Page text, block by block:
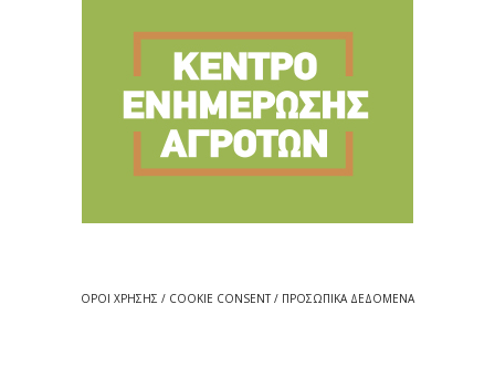
ΟΡΟΙ ΧΡΗΣΗΣ / COOKIE CONSENT / ΠΡΟΣΩΠΙΚΑ ΔΕΔΟΜΕΝΑ